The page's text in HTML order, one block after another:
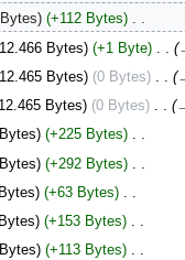
+112 Bytes ‎
Bytes +1 Byte ‎
Bytes 0 Bytes ‎
Bytes 0 Bytes ‎
+225 Bytes ‎
+292 Bytes ‎
+63 Bytes ‎
+153 Bytes ‎
+113 Bytes ‎